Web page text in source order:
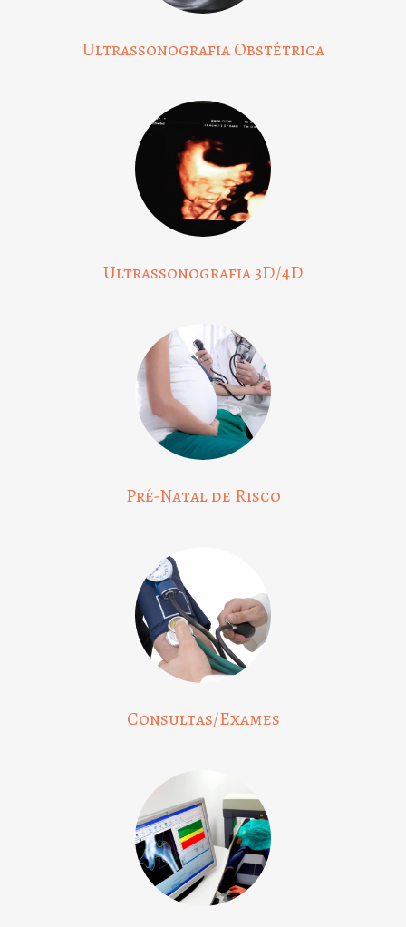
Ultrassonografia Obstétrica
Ultrassonografia 3D/4D
Pré-Natal de Risco
Consultas/Exames